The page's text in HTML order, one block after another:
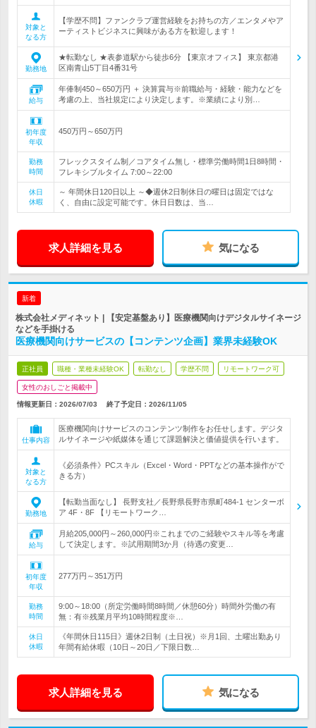
対象と
なる方
【学歴不問】ファンクラブ運営経験をお持ちの方／エンタメやア
ーティストビジネスに興味がある方を歓迎します！
勤務地
★転勤なし ★表参道駅から徒歩6分 【東京オフィス】 東京都港
区南青山5丁目4番31号
給与
年俸制450～650万円 ＋ 決算賞与※前職給与・経験・能力などを
考慮の上、当社規定により決定します。※業績により別…
初年度
年収
450万円～650万円
勤務
時間
フレックスタイム制／コアタイム無し・標準労働時間1日8時間・
フレキシブルタイム 7:00～22:00
休日
休暇
～ 年間休日120日以上 ～◆週休2日制休日の曜日は固定ではな
く、自由に設定可能です。休日日数は、当…
求人詳細を見る 気になる
新着
株式会社メディネット | 【安定基盤あり】医療機関向けデジタルサイネージ
などを手掛ける
医療機関向けサービスの【コンテンツ企画】業界未経験OK
正社員 職種・業種未経験OK 転勤なし 学歴不問 リモートワーク可
女性のおしごと掲載中
情報更新日：2026/07/03 終了予定日： 2026/11/05
仕事内容
医療機関向けサービスのコンテンツ制作をお任せします。デジタ
ルサイネージや紙媒体を通じて課題解決と価値提供を行います。
対象と
なる方
《必須条件》PCスキル（Excel・Word・PPTなどの基本操作がで
きる方）
勤務地
【転勤当面なし】 長野支社／長野県長野市県町484-1 センターボ
ア 4F・8F 【リモートワーク…
給与
月給205,000円～260,000円※これまでのご経験やスキル等を考慮
して決定します。※試用期間3か月（待遇の変更…
初年度
年収
277万円～351万円
勤務
時間
9:00～18:00（所定労働時間8時間／休憩60分）時間外労働の有
無：有※残業月平均10時間程度※…
休日
休暇
《年間休日115日》週休2日制（土日祝）※月1回、土曜出勤あり
年間有給休暇（10日～20日／下限日数…
求人詳細を見る 気になる